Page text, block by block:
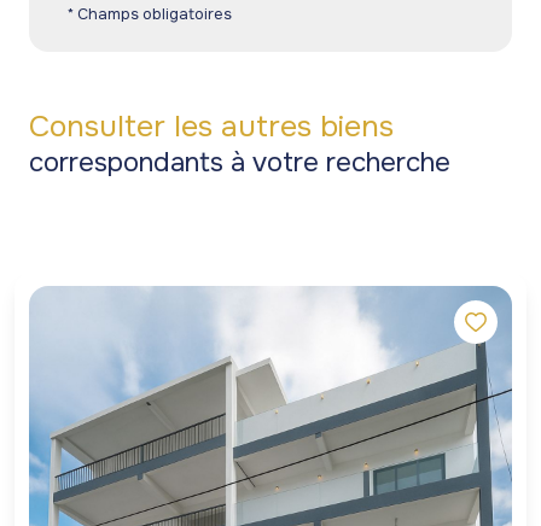
* Champs obligatoires
Consulter les autres biens
correspondants à votre recherche